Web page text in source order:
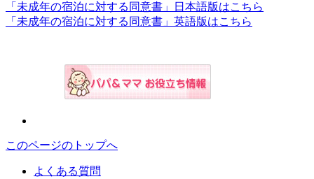
「未成年の宿泊に対する同意書」日本語版はこちら
「未成年の宿泊に対する同意書」英語版はこちら
このページのトップへ
よくある質問